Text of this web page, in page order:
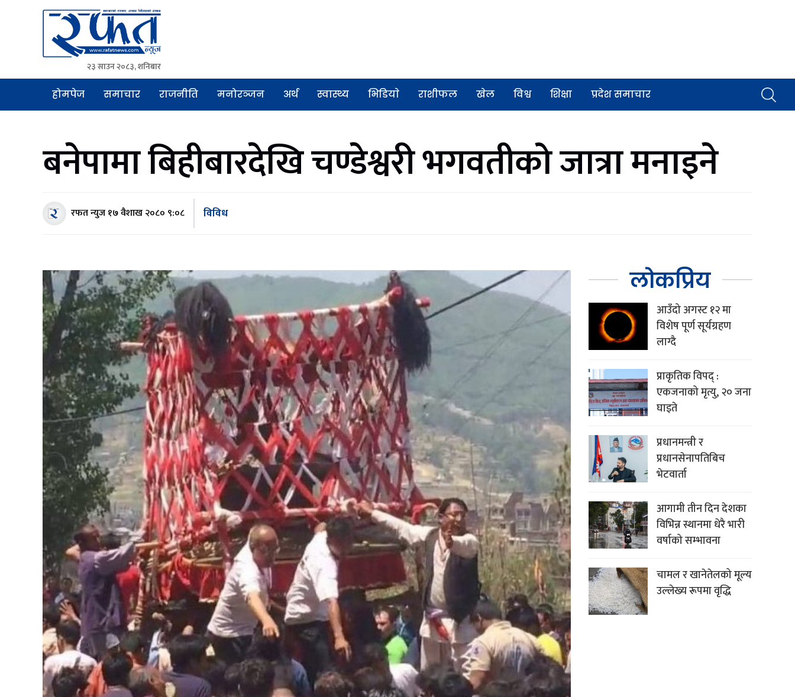
Rafat News
समाचारको रफ्तार, आवाज बिहिनहरुको आवाज
२३ साउन २०८३, शनिबार
होमपेज समाचार राजनीति मनोरञ्जन अर्थ स्वास्थ्य भिडियाे राशीफल खेल विश्व शिक्षा प्रदेश समाचार
बनेपामा बिहीबारदेखि चण्डेश्वरी भगवतीको जात्रा मनाइने
रफत न्युज१७ वैशाख २०८० ९:०८ विविध
लोकप्रिय
आउँदो अगस्ट १२ मा
विशेष पूर्ण सूर्यग्रहण
लाग्दै
प्राकृतिक विपद् :
एकजनाको मृत्यु, २० जना
घाइते
प्रधानमन्त्री र
प्रधानसेनापतिबिच
भेटवार्ता
आगामी तीन दिन देशका
विभिन्न स्थानमा धेरै भारी
वर्षाको सम्भावना
चामल र खानेतेलको मूल्य
उल्लेख्य रूपमा वृद्धि